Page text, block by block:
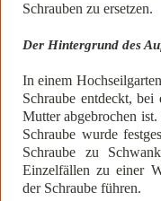
Schrauben zu ersetzen.
Der Hintergrund des
In einem
Schraube entdeckt,
Mutter abgebrochen
Schraube wurde
Schraube zu
Einzelfällen zu einer
der Schraube führen.